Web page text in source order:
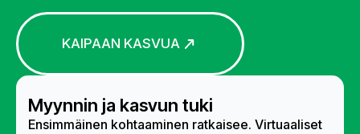
KAIPAAN KASVUA
Myynnin ja kasvun tuki
Ensimmäinen kohtaaminen ratkaisee. Virtuaaliset